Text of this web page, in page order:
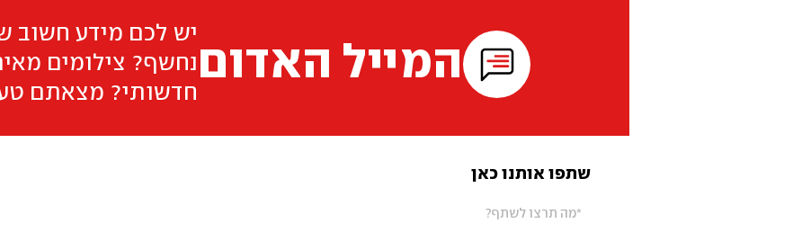
המייל האדום
יש לכם מידע חשוב
נחשף? צילומים
חדשותי? מצאתם
שתפו אותנו כאן